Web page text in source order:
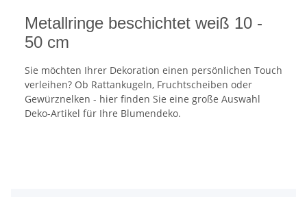
Metallringe beschichtet weiß 10 -
50 cm
Sie möchten Ihrer Dekoration einen persönlichen Touch
verleihen? Ob Rattankugeln, Fruchtscheiben oder
Gewürznelken - hier finden Sie eine große Auswahl
Deko-Artikel für Ihre Blumendeko.